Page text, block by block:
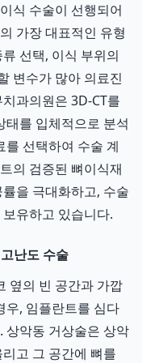
식 수술이 선행되어
의 가장 대표적인 유형
선택, 이식 부위의
변수가 많아 의료진
과의원은 3D-CT를
태를 입체적으로 분석
선택하여 수술 계
의 검증된 뼈이식재
을 극대화하고, 수술
유하고 있습니다.
난도 수술
옆의 빈 공간과 가깝
우, 임플란트를 심다
상악동 거상술은 상악
고 그 공간에 뼈를